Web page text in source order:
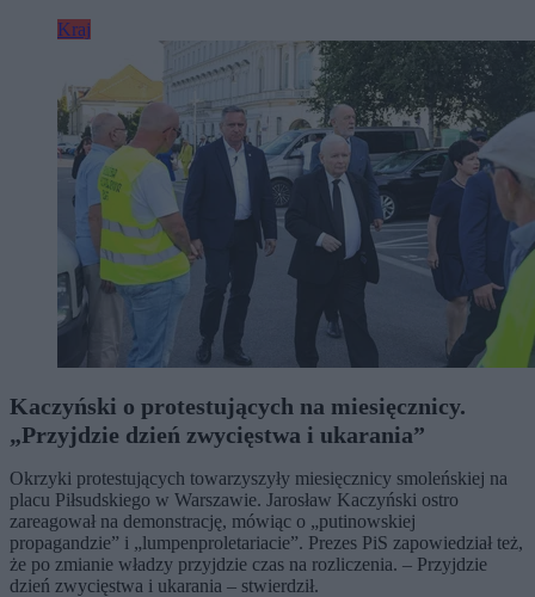
Kraj
Kaczyński o protestujących na miesięcznicy.
„Przyjdzie dzień zwycięstwa i ukarania”
Okrzyki protestujących towarzyszyły miesięcznicy smoleńskiej na
placu Piłsudskiego w Warszawie. Jarosław Kaczyński ostro
zareagował na demonstrację, mówiąc o „putinowskiej
propagandzie” i „lumpenproletariacie”. Prezes PiS zapowiedział też,
że po zmianie władzy przyjdzie czas na rozliczenia. – Przyjdzie
dzień zwycięstwa i ukarania – stwierdził.